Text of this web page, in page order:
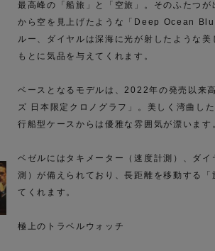
最高峰の「船旅」と「空旅」。そのふたつ
から空を見上げたような「Deep Ocean
ルー、ダイヤルは深海に光が射したような
もとに気品を与えてくれます。
ベースとなるモデルは、2022年の発売以来
ズ 日本限定クロノグラフ」。美しく湾曲し
行船型ケースからは優雅な雰囲気が漂います
ベゼルにはタキメーター（速度計測）、ダ
測）が備えられており、長距離を移動する
てくれます。
極上のトラベルウォッチ